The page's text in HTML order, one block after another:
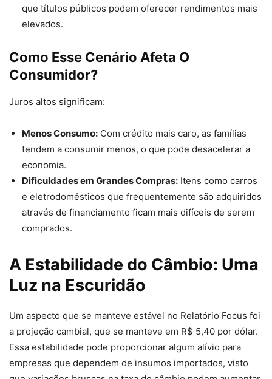
que títulos públicos podem oferecer rendimentos mais
elevados.
Como Esse Cenário Afeta O
Consumidor?
Juros altos significam:
Menos Consumo: Com crédito mais caro, as famílias
tendem a consumir menos, o que pode desacelerar a
economia.
Dificuldades em Grandes Compras: Itens como carros
e eletrodomésticos que frequentemente são adquiridos
através de financiamento ficam mais difíceis de serem
comprados.
A Estabilidade do Câmbio: Uma
Luz na Escuridão
Um aspecto que se manteve estável no Relatório Focus foi
a projeção cambial, que se manteve em R$ 5,40 por dólar.
Essa estabilidade pode proporcionar algum alívio para
empresas que dependem de insumos importados, visto